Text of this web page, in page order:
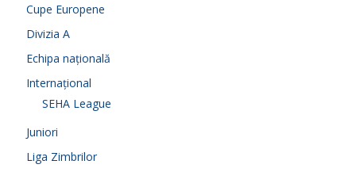
Cupe Europene
Divizia A
Echipa națională
Internațional
SEHA League
Juniori
Liga Zimbrilor